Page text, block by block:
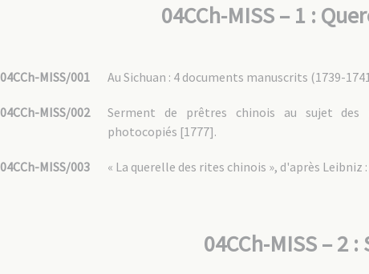
04CCh-MISS – 1 :
04CCh-MISS/001 Au Sichuan : 4 documents manuscrits (1739-
04CCh-MISS/002
Serment de prêtres chinois au sujet
photocopiés [1777].
04CCh-MISS/003 « La querelle des rites chinois », d'après
04CCh-MISS – 2 :